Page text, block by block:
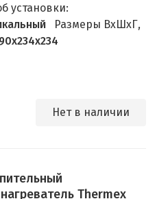
установки:
Размеры ВхШхГ,
Нет в наличии
Thermex